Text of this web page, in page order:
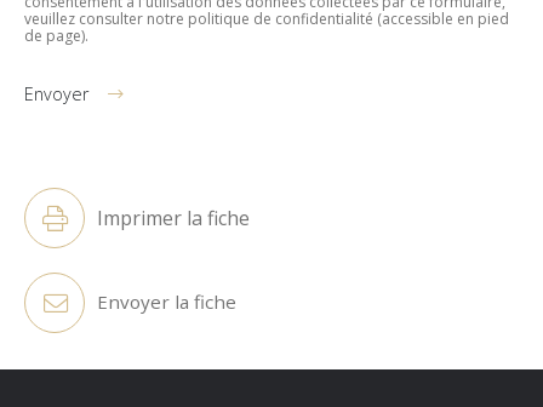
veuillez consulter notre politique de confidentialité (accessible en pied
de page).
Envoyer
Imprimer la fiche
Envoyer la fiche